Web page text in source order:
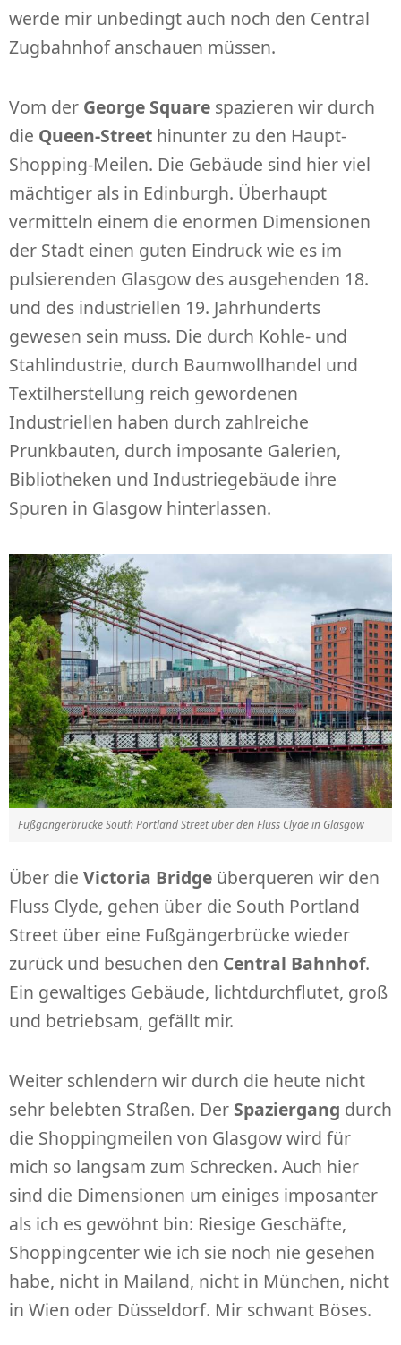
werde mir unbedingt auch noch den Central
Zugbahnhof anschauen müssen.
Vom der George Square spazieren wir durch
die Queen-Street hinunter zu den Haupt-
Shopping-Meilen. Die Gebäude sind hier viel
mächtiger als in Edinburgh. Überhaupt
vermitteln einem die enormen Dimensionen
der Stadt einen guten Eindruck wie es im
pulsierenden Glasgow des ausgehenden 18.
und des industriellen 19. Jahrhunderts
gewesen sein muss. Die durch Kohle- und
Stahlindustrie, durch Baumwollhandel und
Textilherstellung reich gewordenen
Industriellen haben durch zahlreiche
Prunkbauten, durch imposante Galerien,
Bibliotheken und Industriegebäude ihre
Spuren in Glasgow hinterlassen.
Fußgängerbrücke South Portland Street über den Fluss Clyde in Glasgow
Über die Victoria Bridge überqueren wir den
Fluss Clyde, gehen über die South Portland
Street über eine Fußgängerbrücke wieder
zurück und besuchen den Central Bahnhof.
Ein gewaltiges Gebäude, lichtdurchflutet, groß
und betriebsam, gefällt mir.
Weiter schlendern wir durch die heute nicht
sehr belebten Straßen. Der Spaziergang durch
die Shoppingmeilen von Glasgow wird für
mich so langsam zum Schrecken. Auch hier
sind die Dimensionen um einiges imposanter
als ich es gewöhnt bin: Riesige Geschäfte,
Shoppingcenter wie ich sie noch nie gesehen
habe, nicht in Mailand, nicht in München, nicht
in Wien oder Düsseldorf. Mir schwant Böses.